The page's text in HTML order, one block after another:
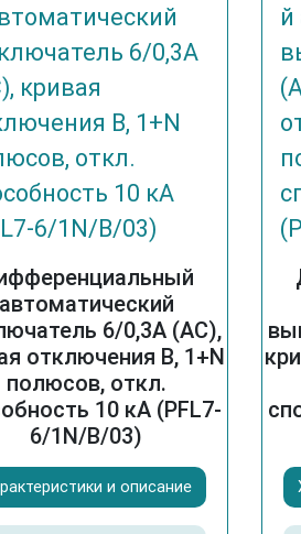
автоматический
6/0,3А (AC),
отключения В, 1+N
полюсов, откл.
10 кА (PFL7-
6/1N/B/03)
и описание